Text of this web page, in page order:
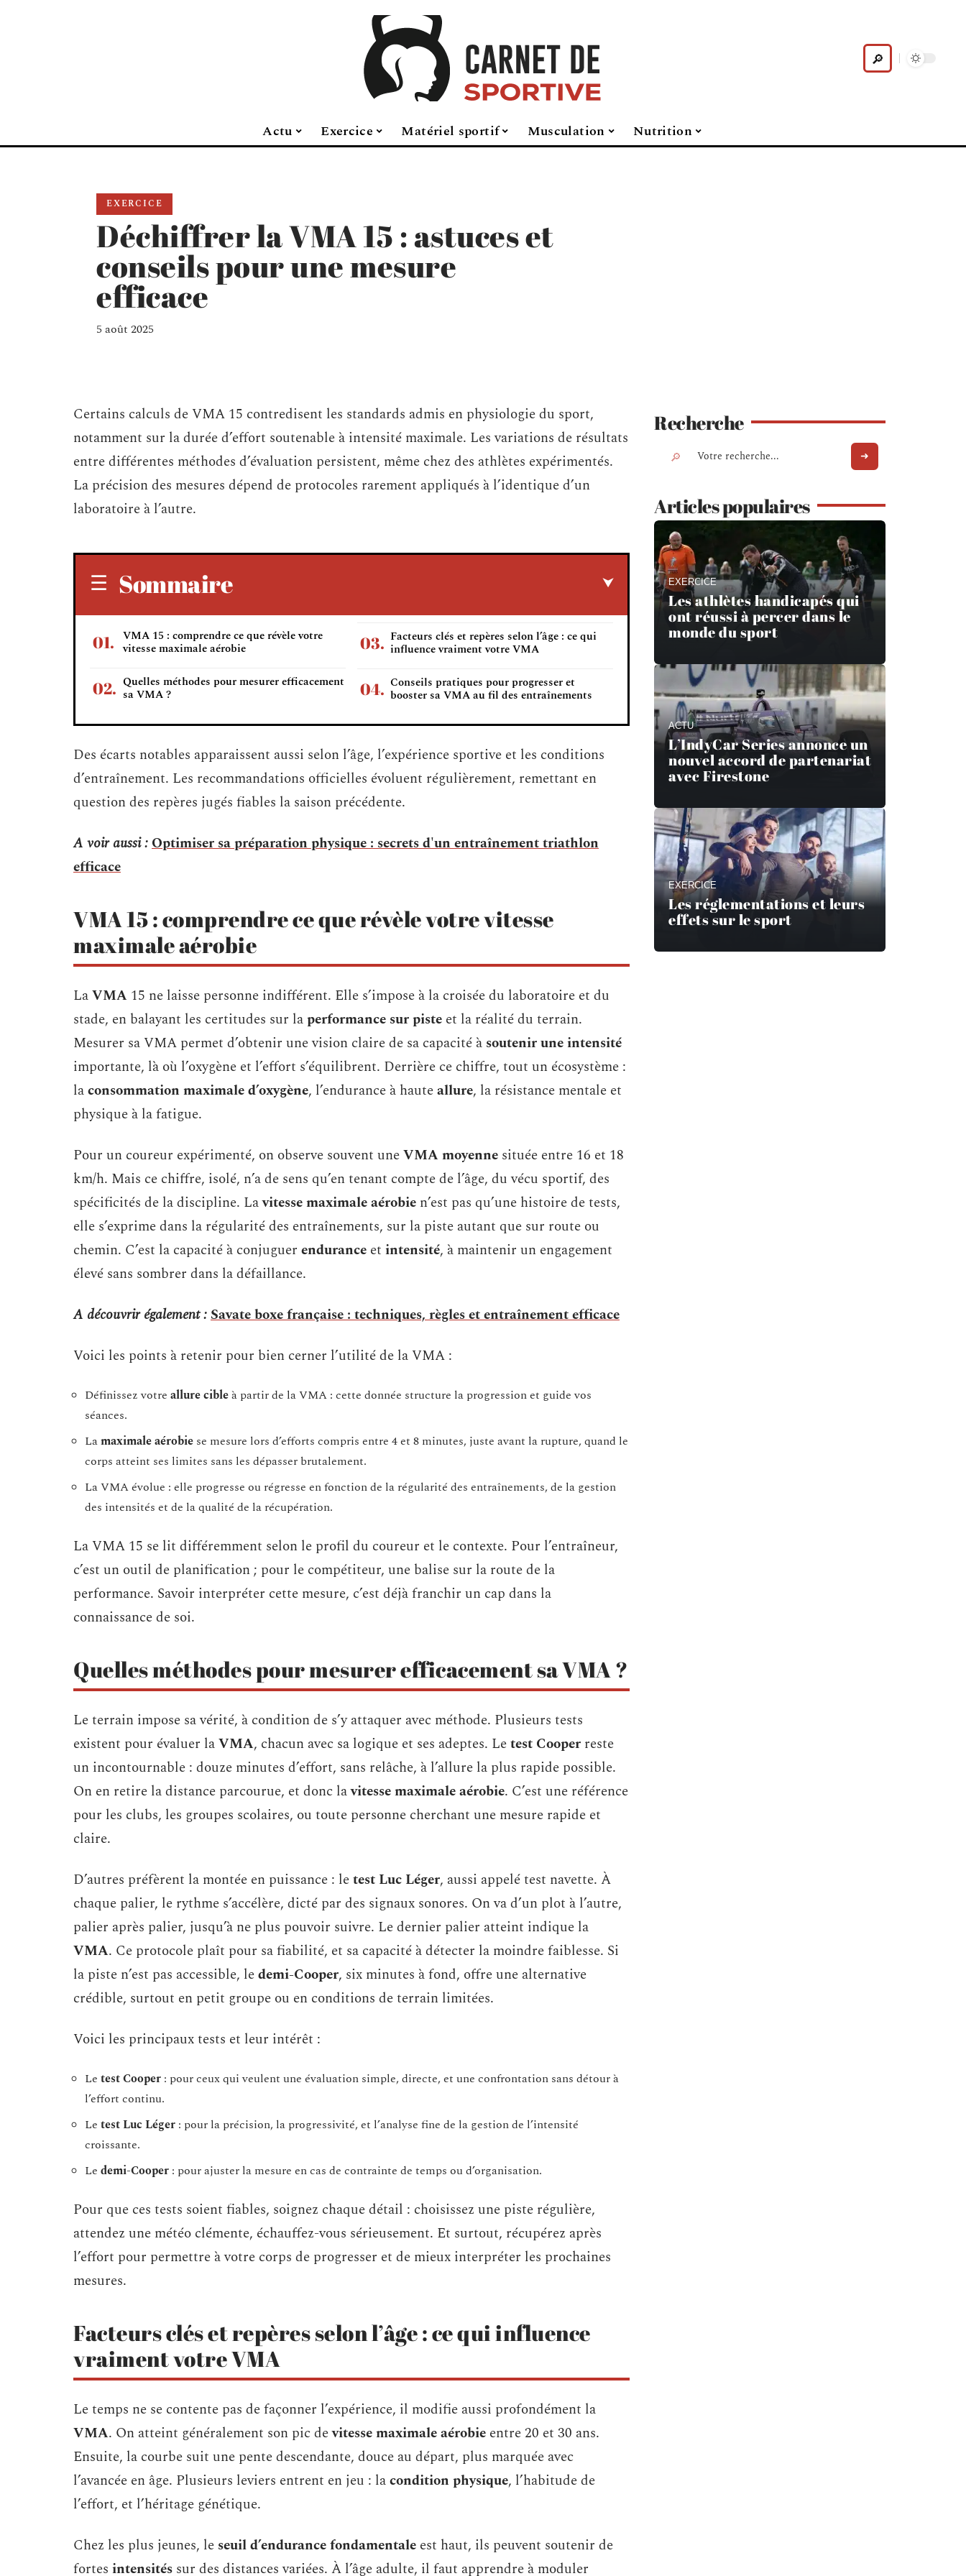
Actu Exercice Matériel sportif Musculation Nutrition
EXERCICE
Déchiffrer la VMA 15 : astuces et
conseils pour une mesure
efficace
5 août 2025
Certains calculs de VMA 15 contredisent les standards admis en physiologie du sport,
notamment sur la durée d’effort soutenable à intensité maximale. Les variations de résultats
entre différentes méthodes d’évaluation persistent, même chez des athlètes expérimentés.
La précision des mesures dépend de protocoles rarement appliqués à l’identique d’un
laboratoire à l’autre.
Sommaire
VMA 15 : comprendre ce que révèle votre
vitesse maximale aérobie
Quelles méthodes pour mesurer efficacement
sa VMA ?
Facteurs clés et repères selon l’âge : ce qui
influence vraiment votre VMA
Conseils pratiques pour progresser et
booster sa VMA au fil des entraînements
Des écarts notables apparaissent aussi selon l’âge, l’expérience sportive et les conditions
d’entraînement. Les recommandations officielles évoluent régulièrement, remettant en
question des repères jugés fiables la saison précédente.
A voir aussi :Optimiser sa préparation physique : secrets d'un entraînement triathlon
efficace
VMA 15 : comprendre ce que révèle votre vitesse
maximale aérobie
LaVMA 15 ne laisse personne indifférent. Elle s’impose à la croisée du laboratoire et du
stade, en balayant les certitudes sur laperformance sur piste et la réalité du terrain.
Mesurer sa VMA permet d’obtenir une vision claire de sa capacité à soutenir une intensité
importante, là où l’oxygène et l’effort s’équilibrent. Derrière ce chiffre, tout un écosystème :
laconsommation maximale d’oxygène, l’endurance à hauteallure, la résistance mentale et
physique à la fatigue.
Pour un coureur expérimenté, on observe souvent uneVMA moyenne située entre 16 et 18
km/h. Mais ce chiffre, isolé, n’a de sens qu’en tenant compte de l’âge, du vécu sportif, des
spécificités de la discipline. Lavitesse maximale aérobie n’est pas qu’une histoire de tests,
elle s’exprime dans la régularité des entraînements, sur la piste autant que sur route ou
chemin. C’est la capacité à conjuguer endurance et intensité, à maintenir un engagement
élevé sans sombrer dans la défaillance.
A découvrir également :Savate boxe française : techniques, règles et entraînement efficace
Voici les points à retenir pour bien cerner l’utilité de la VMA :
Définissez votre allure cibleà partir de la VMA : cette donnée structure la progression et guide vos
séances.
Lamaximale aérobie se mesure lors d’efforts compris entre 4 et 8 minutes, juste avant la rupture, quand le
corps atteint ses limites sans les dépasser brutalement.
La VMA évolue : elle progresse ou régresse en fonction de la régularité des entraînements, de la gestion
des intensités et de la qualité de la récupération.
La VMA 15 se lit différemment selon le profil du coureur et le contexte. Pour l’entraîneur,
c’est un outil de planification ; pour le compétiteur, une balise sur la route de la
performance. Savoir interpréter cette mesure, c’est déjà franchir un cap dans la
connaissance de soi.
Quelles méthodes pour mesurer efficacement sa VMA ?
Le terrain impose sa vérité, à condition de s’y attaquer avec méthode. Plusieurs tests
existent pour évaluer laVMA, chacun avec sa logique et ses adeptes. Letest Cooper reste
un incontournable : douze minutes d’effort, sans relâche, à l’allure la plus rapide possible.
On en retire la distance parcourue, et donc lavitesse maximale aérobie. C’est une référence
pour les clubs, les groupes scolaires, ou toute personne cherchant une mesure rapide et
claire.
D’autres préfèrent la montée en puissance : letest Luc Léger, aussi appelé test navette. À
chaque palier, le rythme s’accélère, dicté par des signaux sonores. On va d’un plot à l’autre,
palier après palier, jusqu’à ne plus pouvoir suivre. Le dernier palier atteint indique la
VMA. Ce protocole plaît pour sa fiabilité, et sa capacité à détecter la moindre faiblesse. Si
la piste n’est pas accessible, ledemi-Cooper, six minutes à fond, offre une alternative
crédible, surtout en petit groupe ou en conditions de terrain limitées.
Voici les principaux tests et leur intérêt :
Le test Cooper : pour ceux qui veulent une évaluation simple, directe, et une confrontation sans détour à
l’effort continu.
Le test Luc Léger : pour la précision, la progressivité, et l’analyse fine de la gestion de l’intensité
croissante.
Le demi-Cooper : pour ajuster la mesure en cas de contrainte de temps ou d’organisation.
Pour que ces tests soient fiables, soignez chaque détail : choisissez une piste régulière,
attendez une météo clémente, échauffez-vous sérieusement. Et surtout, récupérez après
l’effort pour permettre à votre corps de progresser et de mieux interpréter les prochaines
mesures.
Facteurs clés et repères selon l’âge : ce qui influence
vraiment votre VMA
Le temps ne se contente pas de façonner l’expérience, il modifie aussi profondément la
VMA. On atteint généralement son pic devitesse maximale aérobie entre 20 et 30 ans.
Ensuite, la courbe suit une pente descendante, douce au départ, plus marquée avec
l’avancée en âge. Plusieurs leviers entrent en jeu : lacondition physique, l’habitude de
l’effort, et l’héritage génétique.
Chez les plus jeunes, le seuil d’endurance fondamentale est haut, ils peuvent soutenir de
fortes intensités sur des distances variées. À l’âge adulte, il faut apprendre à moduler
Recherche
Articles populaires
EXERCICE
Les athlètes handicapés qui
ont réussi à percer dans le
monde du sport
ACTU
L’IndyCar Series annonce un
nouvel accord de partenariat
avec Firestone
EXERCICE
Les réglementations et leurs
effets sur le sport